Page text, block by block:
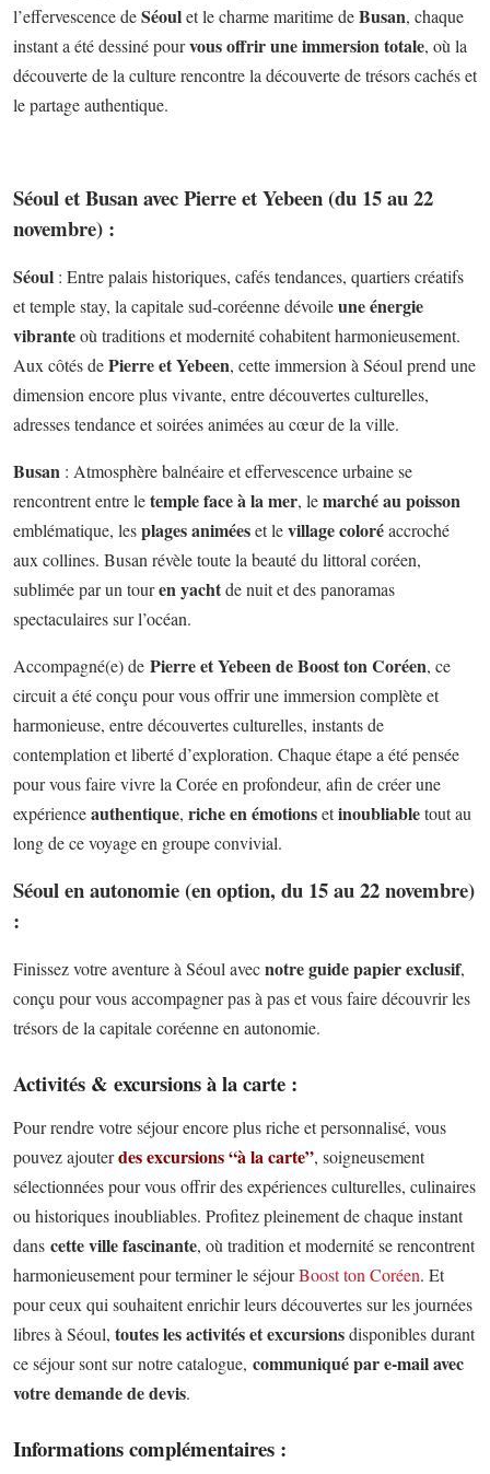
l’effervescence deSéoulet le charme maritime deBusan, chaque
instant a été dessiné pourvous offrir une immersion totale, où la
découverte de la culture rencontre la découverte de trésors cachés et
le partage authentique.
Séoul et Busan avec Pierre et Yebeen (du 15 au 22
novembre) :
Séoul : Entre palais historiques, cafés tendances, quartiers créatifs
et temple stay, la capitale sud-coréenne dévoileune énergie
vibranteoù traditions et modernité cohabitent harmonieusement.
Aux côtés dePierre et Yebeen, cette immersion à Séoul prend une
dimension encore plus vivante, entre découvertes culturelles,
adresses tendance et soirées animées au cœur de la ville.
Busan : Atmosphère balnéaire et effervescence urbaine se
rencontrent entre letemple face à la mer, lemarché au poisson
emblématique, lesplages animéeset levillage coloréaccroché
aux collines. Busan révèle toute la beauté du littoral coréen,
sublimée par un touren yachtde nuit et des panoramas
spectaculaires sur l’océan.
Accompagné(e) de Pierre et Yebeen de Boost ton Coréen, ce
circuit a été conçu pour vous offrir une immersion complète et
harmonieuse, entre découvertes culturelles, instants de
contemplation et liberté d’exploration. Chaque étape a été pensée
pour vous faire vivre la Corée en profondeur, afin de créer une
expérienceauthentique, riche en émotionsetinoubliabletout au
long de ce voyage en groupe convivial.
Séoul en autonomie (en option, du 15 au 22 novembre)
:
Finissez votre aventure à Séoul avecnotre guide papier exclusif,
conçu pour vous accompagner pas à pas et vous faire découvrir les
trésors de la capitale coréenne en autonomie.
Activités & excursions à la carte :
Pour rendre votre séjour encore plus riche et personnalisé, vous
pouvez ajouterdes excursions “à la carte”, soigneusement
sélectionnées pour vous offrir des expériences culturelles, culinaires
ou historiques inoubliables. Profitez pleinement de chaque instant
dans cette ville fascinante, où tradition et modernité se rencontrent
harmonieusement pour terminer le séjourBoost ton Coréen. Et
pour ceux qui souhaitent enrichir leurs découvertes sur les journées
libres à Séoul, toutes les activités et excursionsdisponibles durant
ce séjour sont sur notre catalogue, communiqué par e-mail avec
votre demande de devis.
Informations complémentaires :